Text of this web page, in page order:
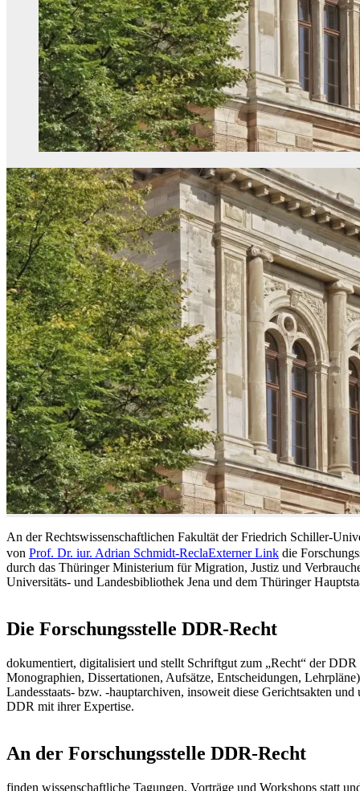
An der Rechtswissenschaftlichen Fakultät der Friedrich Schiller-
von Prof. Dr. iur. Adrian Schmidt-ReclaExterner Link die
durch das Thüringer Ministerium für Migration, Justiz und
Universitäts- und Landesbibliothek Jena und dem Thüringer
Die Forschungsstelle DDR-Recht
dokumentiert, digitalisiert und stellt Schriftgut zum „Recht“ der
Monographien, Dissertationen, Aufsätze, Entscheidungen,
Landesstaats- bzw. -hauptarchiven, insoweit diese Gerichtsakten
DDR mit ihrer Expertise.
An der Forschungsstelle DDR-Recht
finden wissenschaftliche Tagungen, Vorträge und Workshops statt